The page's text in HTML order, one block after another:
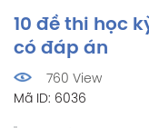
10 đề thi học
có đáp án
760 View
Mã ID: 6036